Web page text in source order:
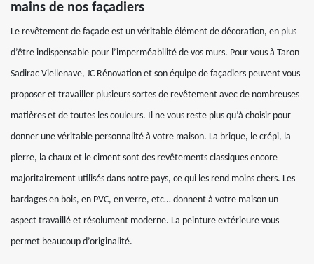
mains de nos façadiers
Le revêtement de façade est un véritable élément de décoration, en plus
d’être indispensable pour l’imperméabilité de vos murs. Pour vous à Taron
Sadirac Viellenave, JC Rénovation et son équipe de façadiers peuvent vous
proposer et travailler plusieurs sortes de revêtement avec de nombreuses
matières et de toutes les couleurs. Il ne vous reste plus qu’à choisir pour
donner une véritable personnalité à votre maison. La brique, le crépi, la
pierre, la chaux et le ciment sont des revêtements classiques encore
majoritairement utilisés dans notre pays, ce qui les rend moins chers. Les
bardages en bois, en PVC, en verre, etc… donnent à votre maison un
aspect travaillé et résolument moderne. La peinture extérieure vous
permet beaucoup d’originalité.